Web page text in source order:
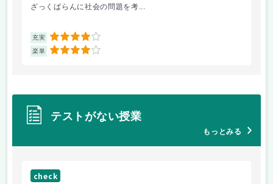
ざっくばらんに社会の問題を考...
充実 4
楽単 4
テストがない授業
もっとみる
check